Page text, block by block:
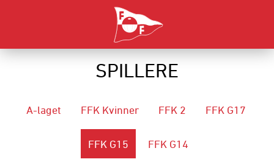
SPILLERE
A-laget FFK Kvinner FFK 2 FFK G17
FFK G15 FFK G14